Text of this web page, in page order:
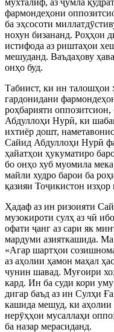
фармондеҳони
ба эҳсосоти миллатдӯ
нохун бизананд. Роҳҳои
истифода аз риштаҳои
мешуданд. Ваъдаҳову
онҳо буд.
Табиист, ки ин талошҳои
гардонидани
роҳбарияти
Абдуллоҳи Нурӣ, ки
ихтиёр дошт,
Сайид Абдуллоҳи Нурӣ
ҳайатҳои ҳукуматиро
бо онҳо хуб муомила
майли худро барои ба
қазияи Тоҷикистон
Ҳадаф аз ин ризоияти
музокироти сулҳ аз чӣ
офати ҷанг аз сари як
мардуми азияткашида.
«Агар шартҳои
аз аҳолии ҳамон маҳал
чунин шавад. Муғоири
кард. Ин ба суди кори
дигар баъд аз ин Сулҳи
кашида мешуд, ки аҳолии
нерӯҳҳои мусаллаҳи
ба назар мерасиданд.